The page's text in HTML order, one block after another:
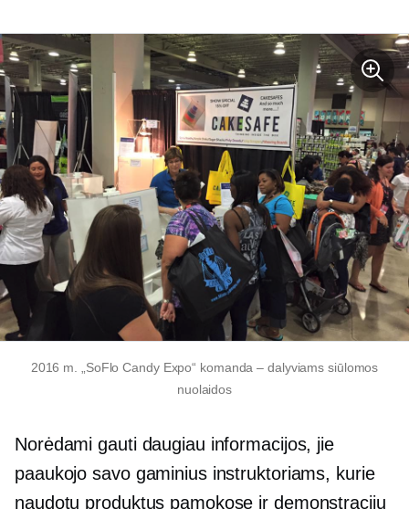
2016 m. „SoFlo Candy Expo“ komanda – dalyviams siūlomos
nuolaidos
Norėdami gauti daugiau informacijos, jie
paaukojo savo gaminius instruktoriams, kurie
naudotų produktus pamokose ir demonstracijų